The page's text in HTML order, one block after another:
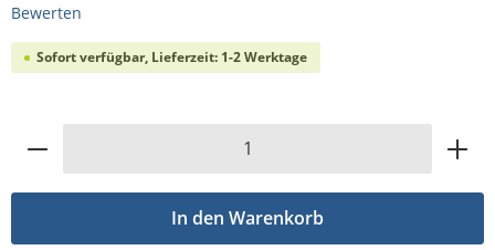
Durchschnittliche Bewertung von 0 von 5 Sternen
Bewerten
Sofort verfügbar, Lieferzeit: 1-2 Werktage
Produkt Anzahl: Gib den gewünschten
In den Warenkorb